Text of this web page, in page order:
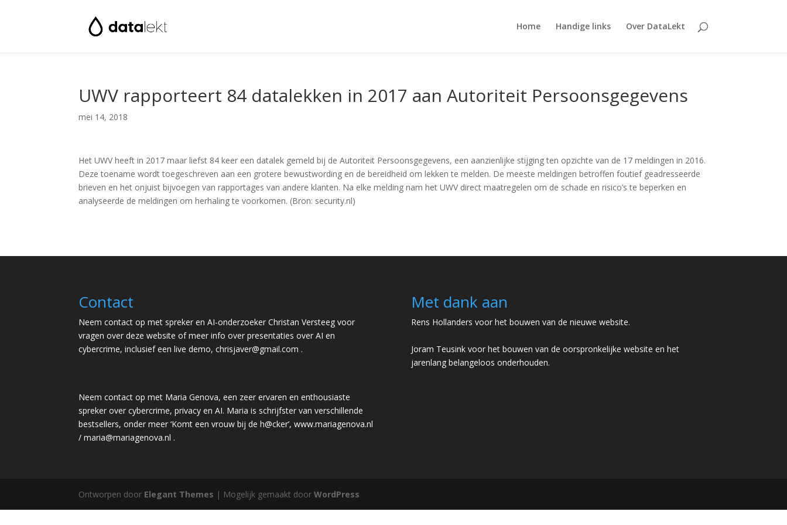
Home Handige links Over DataLekt
UWV rapporteert 84 datalekken in 2017 aan Autoriteit Persoonsgegevens
mei 14, 2018
Het UWV heeft in 2017 maar liefst 84 keer een datalek gemeld bij de Autoriteit Persoonsgegevens, een aanzienlijke stijging ten opzichte van de 17 meldingen in 2016.
Deze toename wordt toegeschreven aan een grotere bewustwording en de bereidheid om lekken te melden. De meeste meldingen betroffen foutief geadresseerde
brieven en het onjuist bijvoegen van rapportages van andere klanten. Na elke melding nam het UWV direct maatregelen om de schade en risico’s te beperken en
analyseerde de meldingen om herhaling te voorkomen. (Bron: security.nl)
Contact
Neem contact op met spreker en AI-onderzoeker Christan Versteeg voor
vragen over deze website of meer info over presentaties over AI en
cybercrime, inclusief een live demo,chrisjaver@gmail.com .
Neem contact op met Maria Genova, een zeer ervaren en enthousiaste
spreker over cybercrime, privacy en AI. Maria is schrijfster van verschillende
bestsellers, onder meer ‘Komt een vrouw bij de h@cker’,www.mariagenova.nl
/maria@mariagenova.nl .
Met dank aan
Rens Hollanders voor het bouwen van de nieuwe website.
Joram Teusink voor het bouwen van de oorspronkelijke website en het
jarenlang belangeloos onderhouden.
Ontworpen door Elegant Themes | Mogelijk gemaakt doorWordPress